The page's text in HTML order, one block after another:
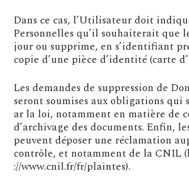
Dans ce cas, l’Utilisateur doit
Personnelles qu’il souhaiterait que
jour ou supprime, en s’identifiant
copie d’une pièce d’identité (carte
Les demandes de suppression de
seront soumises aux obligations qui
ar la loi, notamment en matière de
d’archivage des documents. Enfin,
peuvent déposer une réclamation
contrôle, et notamment de la CNIL
://www.cnil.fr/fr/plaintes).